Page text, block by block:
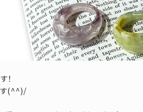
！
す(^^)/